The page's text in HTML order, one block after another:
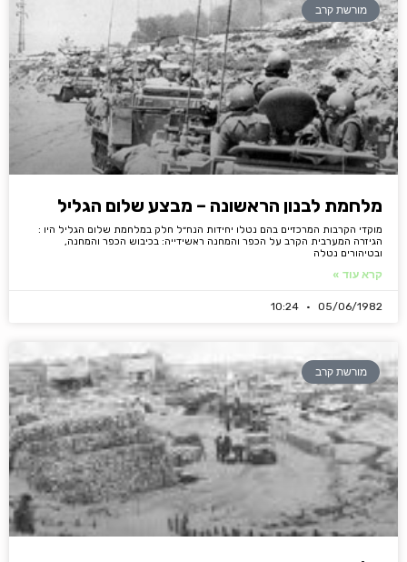
מורשת קרב
מלחמת לבנון הראשונה – מבצע שלום הגליל
מוקדי הקרבות המרכזיים בהם נטלו יחידות הנח״ל חלק ב­מלחמת שלום הגליל היו :
הגיזרה המערבית הקרב על הכפר והמחנה ראשידייה: בכיבוש הכפר והמחנה,
ובטיהורים נטלה
קרא עוד »
05/06/1982
מורשת קרב